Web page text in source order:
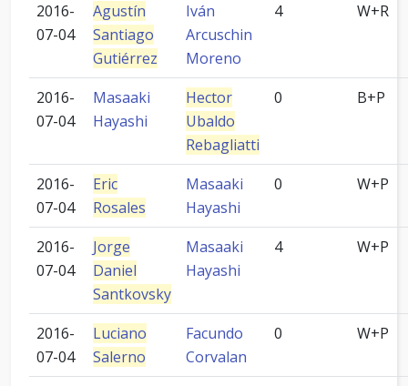
2016-
07-04
Agustín
Santiago
Gutiérrez
Iván
Arcuschin
Moreno
4 W+R
2016-
07-04
Masaaki
Hayashi
Hector
Ubaldo
Rebagliatti
0 B+P
2016-
07-04
Eric
Rosales
Masaaki
Hayashi
0 W+P
2016-
07-04
Jorge
Daniel
Santkovsky
Masaaki
Hayashi
4 W+P
2016-
07-04
Luciano
Salerno
Facundo
Corvalan
0 W+P